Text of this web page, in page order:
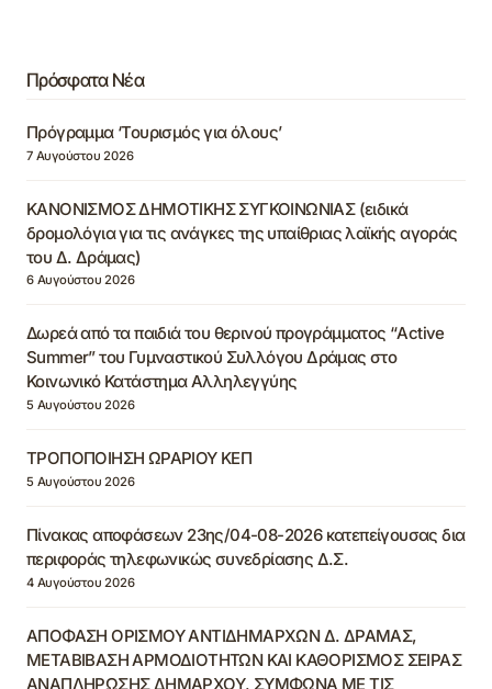
Πρόσφατα Νέα
Πρόγραμμα ‘Τουρισμός για όλους’
7 Αυγούστου 2026
ΚΑΝΟΝΙΣΜΟΣ ΔΗΜΟΤΙΚΗΣ ΣΥΓΚΟΙΝΩΝΙΑΣ (ειδικά
δρομολόγια για τις ανάγκες της υπαίθριας λαϊκής αγοράς
του Δ. Δράμας)
6 Αυγούστου 2026
Δωρεά από τα παιδιά του θερινού προγράμματος “Active
Summer” του Γυμναστικού Συλλόγου Δράμας στο
Κοινωνικό Κατάστημα Αλληλεγγύης
5 Αυγούστου 2026
ΤΡΟΠΟΠΟΙΗΣΗ ΩΡΑΡΙΟΥ ΚΕΠ
5 Αυγούστου 2026
Πίνακας αποφάσεων 23ης/04-08-2026 κατεπείγουσας δια
περιφοράς τηλεφωνικώς συνεδρίασης Δ.Σ.
4 Αυγούστου 2026
ΑΠΟΦΑΣΗ ΟΡΙΣΜΟΥ ΑΝΤΙΔΗΜΑΡΧΩΝ Δ. ΔΡΑΜΑΣ,
ΜΕΤΑΒΙΒΑΣΗ ΑΡΜΟΔΙΟΤΗΤΩΝ ΚΑΙ ΚΑΘΟΡΙΣΜΟΣ ΣΕΙΡΑΣ
ΑΝΑΠΛΗΡΩΣΗΣ ΔΗΜΑΡΧΟΥ, ΣΥΜΦΩΝΑ ΜΕ ΤΙΣ